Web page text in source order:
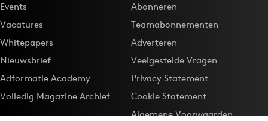
Events
Vacatures
Whitepapers
Nieuwsbrief
Adformatie Academy
Volledig Magazine Archief
Abonneren
Teamabonnementen
Adverteren
Veelgestelde Vragen
Privacy Statement
Cookie Statement
Algemene Voorwaarden